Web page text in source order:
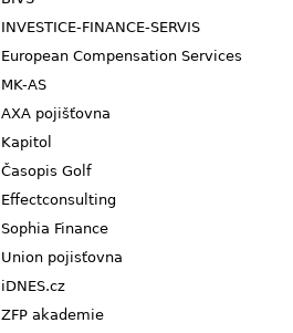
INVESTICE-FINANCE-SERVIS
European Compensation Services
MK-AS
AXA pojišťovna
Kapitol
Časopis Golf
Effectconsulting
Sophia Finance
Union pojisťovna
iDNES.cz
ZFP akademie